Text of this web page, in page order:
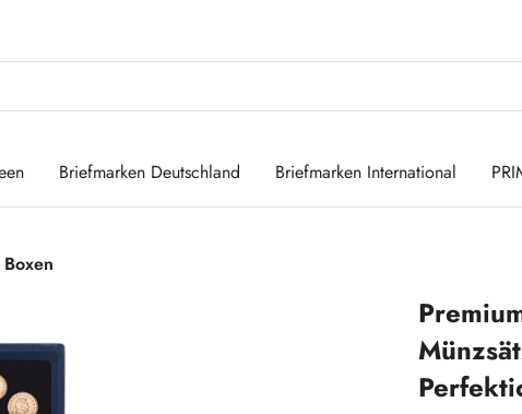
Briefmarken Deutschland Briefmarken International